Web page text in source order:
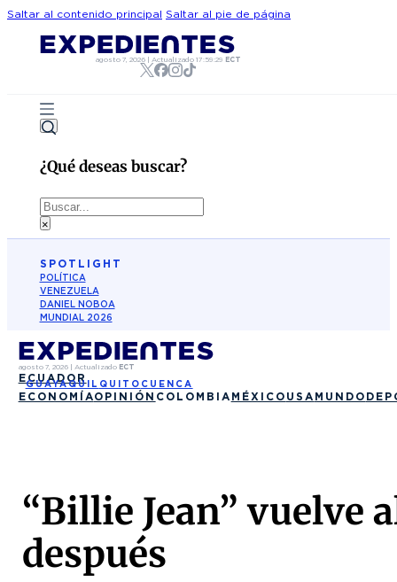
Saltar al contenido principal Saltar al pie de página
agosto 7, 2026 |Actualizado17:59:29 ECT
¿Qué deseas buscar?
Buscar
×
SPOTLIGHT
POLÍTICA
VENEZUELA
DANIEL NOBOA
MUNDIAL 2026
agosto 7, 2026| Actualizado ECT
ECUADOR
GUAYAQUIL QUITO CUENCA
ECONOMÍAOPINIÓN COLOMBIA MÉXICO USA MUNDO
“Billie Jean” vuelve
después